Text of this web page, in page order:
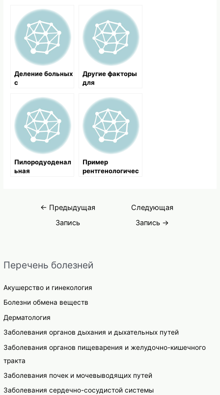
Перечень болезней
Акушерство и гинекология
Болезни обмена веществ
Дерматология
Заболевания органов дыхания и дыхательных путей
Заболевания органов пищеварения и желудочно-кишечного
тракта
Заболевания почек и мочевыводящих путей
Заболевания сердечно-сосудистой системы
Деление больных
с
шоком на три
группы
Другие факторы
для
желудочного
кровотечения
Пилородуоденал
ьная
Пример
рентгенологичес
лечения
Навигация
← Предыдущая
Запись
Следующая
Запись →